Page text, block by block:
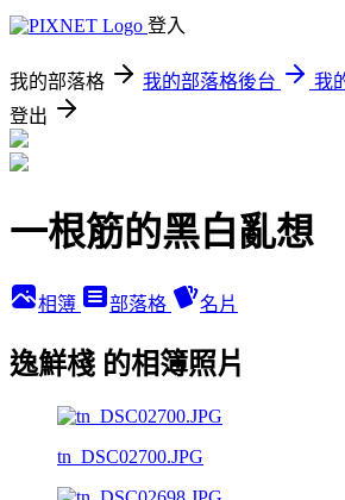
登入
我的部落格 我的部落格後台
我
登出
一根筋的黑白亂想
相簿 部落格 名片
逸鮮棧 的相簿照片
tn_DSC02700.JPG